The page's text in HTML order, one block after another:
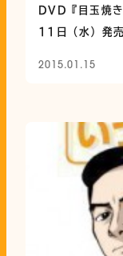
DVD『目玉焼
11日（水）発売
2015.01.15